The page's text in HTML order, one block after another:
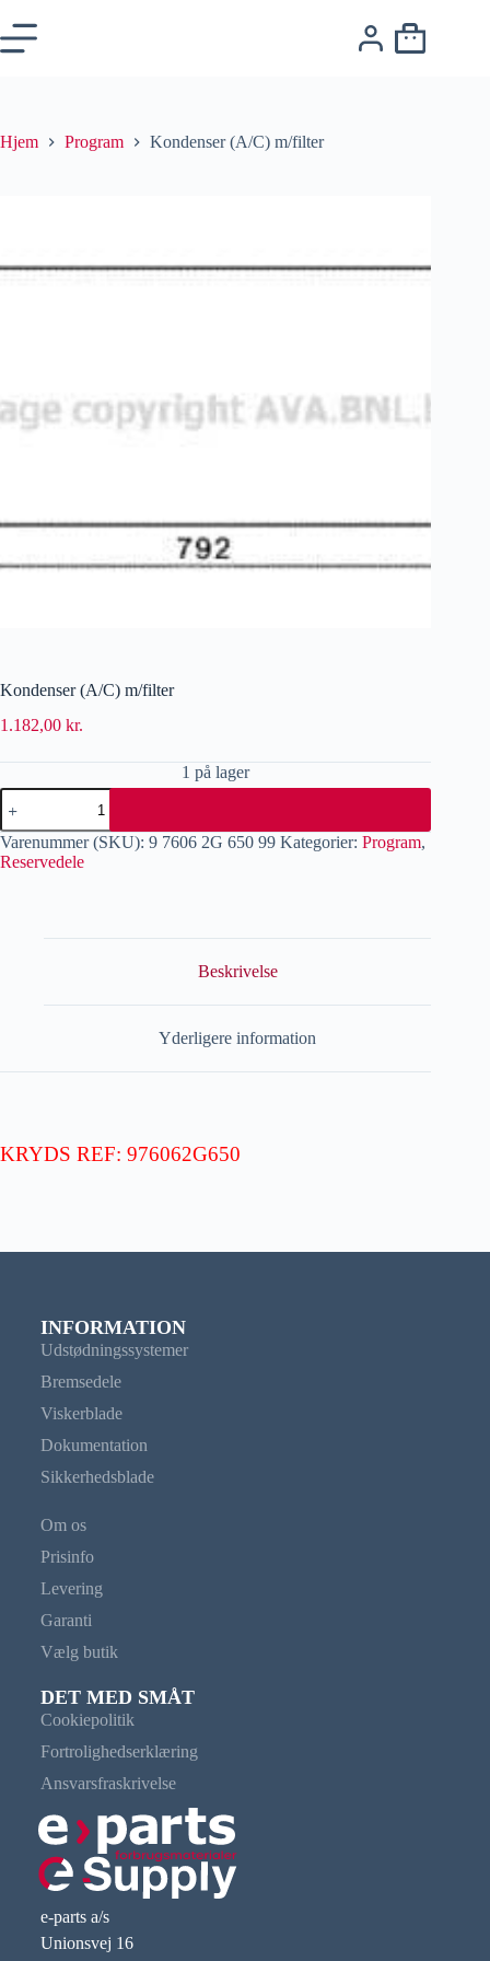
Hjem Program Kondenser (A/C) m/filter
Kondenser (A/C) m/filter
1.182,00 kr.
1 på lager
Varenummer (SKU): 9 7606 2G 650 99 Kategorier: Program,
Reservedele
Beskrivelse
Yderligere information
KRYDS REF: 976062G650
INFORMATION
Udstødningssystemer
Bremsedele
Viskerblade
Dokumentation
Sikkerhedsblade
Om os
Prisinfo
Levering
Garanti
Vælg butik
DET MED SMÅT
Cookiepolitik
Fortrolighedserklæring
Ansvarsfraskrivelse
e-parts a/s
Unionsvej 16